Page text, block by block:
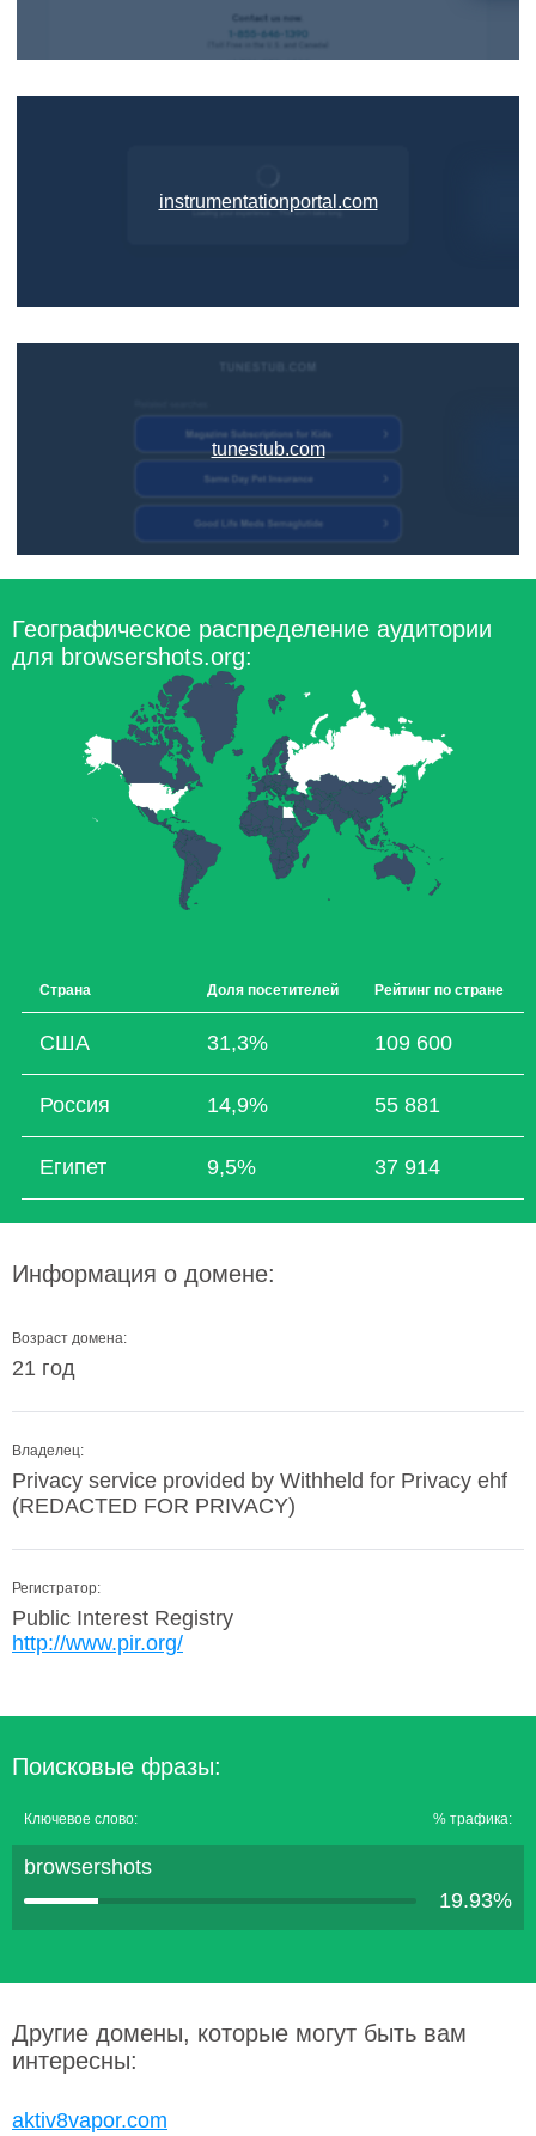
instrumentationportal.com
tunestub.com
Географическое распределение аудитории
для browsershots.org:
Страна Доля посетителей Рейтинг по стране
США 31,3% 109 600
Россия 14,9% 55 881
Египет 9,5% 37 914
Информация о домене:
Возраст домена:
21 год
Владелец:
Privacy service provided by Withheld for Privacy ehf
(REDACTED FOR PRIVACY)
Регистратор:
Public Interest Registry
http://www.pir.org/
Поисковые фразы:
Ключевое слово: % трафика:
browsershots
19.93%
Другие домены, которые могут быть вам
интересны:
aktiv8vapor.com